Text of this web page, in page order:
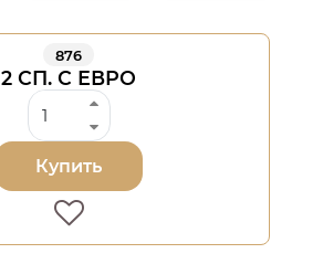
876
2 СП. С ЕВРО
Купить